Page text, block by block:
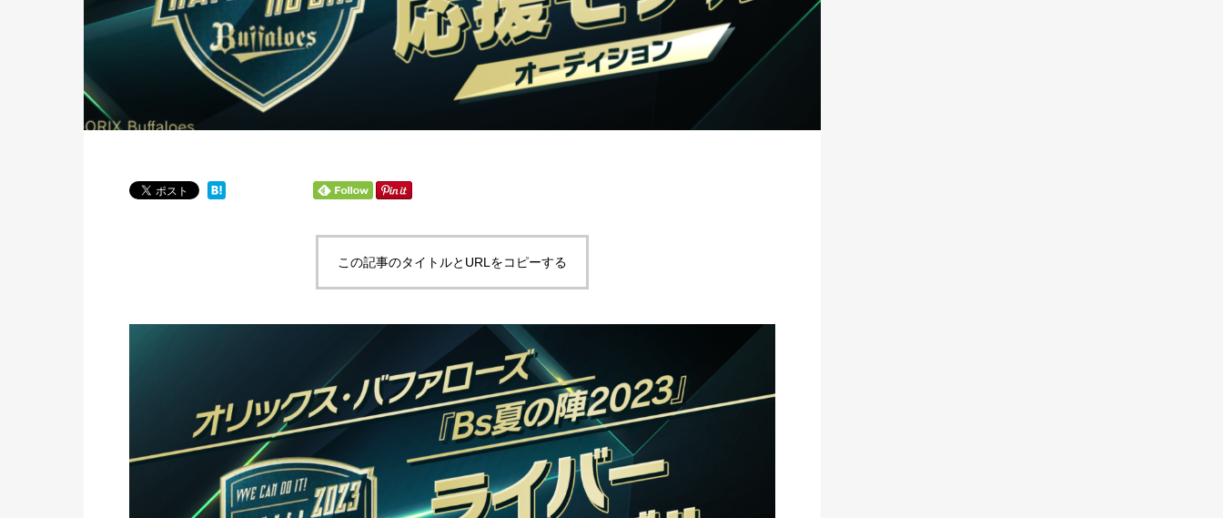
この記事のタイトルとURLをコピーする